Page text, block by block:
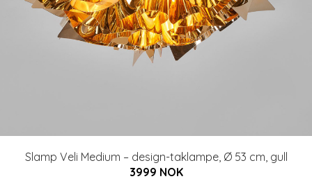
Slamp Veli Medium – design-taklampe, Ø 53 cm, gull
3999 NOK